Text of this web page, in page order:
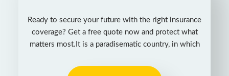
Ready to secure your future with the right insurance
coverage? Get a free quote now and protect what
matters most.It is a paradisematic country, in which